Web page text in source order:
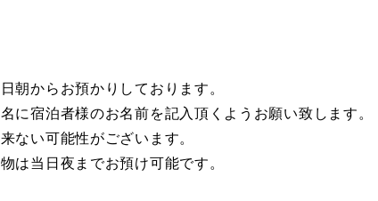
朝からお預かりしております。
に宿泊者様のお名前を記入頂くようお願い致します。
ない可能性がございます。
は当日夜までお預け可能です。